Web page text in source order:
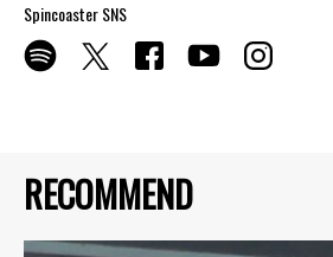
RECOMMEND
Spincoaster SNS